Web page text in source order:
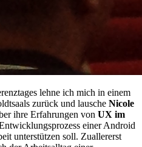
lehne ich mich in einem
zurück und lausche Nicole
ihre Erfahrungen von UX im
einer Android
unterstützen soll. Zuallererst